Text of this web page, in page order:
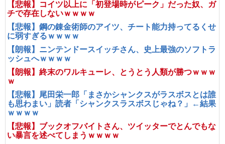
【悲報】コイツ以上に「初登場時がピーク」だった奴、ガ
チで存在しないｗｗｗｗ
【悲報】鋼の錬金術師のアイツ、チート能力持ってるくせ
に弱すぎるｗｗｗｗ
【朗報】ニンテンドースイッチさん、史上最強のソフトラ
ッシュへｗｗｗｗ
【朗報】終末のワルキューレ、とうとう人類が勝つｗｗｗ
ｗ
【悲報】尾田栄一郎「まさかシャンクスがラスボスとは誰
も思わまい」読者「シャンクスラスボスじゃね？」←結果
ｗｗｗｗ
【悲報】ブックオフバイトさん、ツイッターでとんでもな
い暴言を述べてしまうｗｗｗｗ